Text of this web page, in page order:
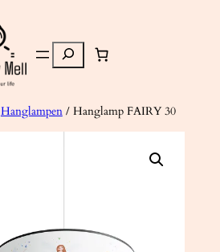
Zoeken
Hanglampen/ Hanglamp FAIRY 30